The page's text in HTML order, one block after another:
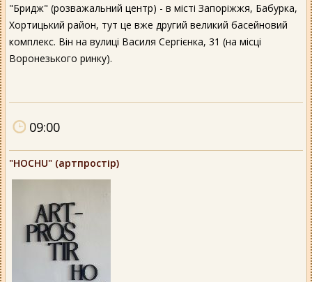
"Бридж" (розважальний центр) - в місті Запоріжжя, Бабурка,
Хортицький район, тут це вже другий великий басейновий
комплекс. Він на вулиці Василя Сергієнка, 31 (на місці
Воронезького ринку).
09:00
"HOCHU" (артпростір)